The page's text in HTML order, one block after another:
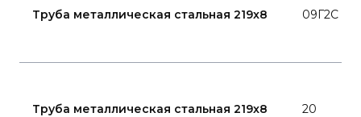
Труба металлическая стальная 219x8 09Г2С
Труба металлическая стальная 219x8 20